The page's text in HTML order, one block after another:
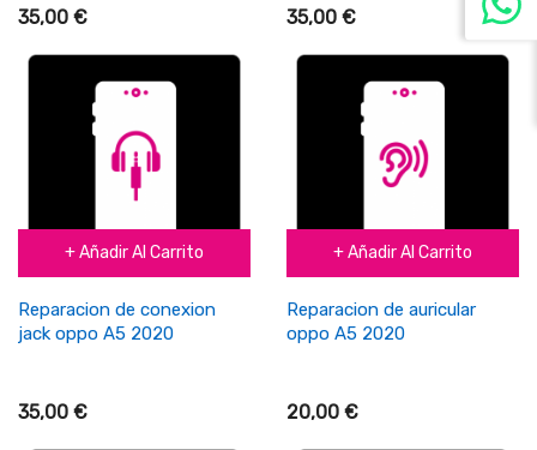
35,00 € 35,00 €
+ Añadir Al Carrito
Reparacion de conexion
jack oppo A5 2020
35,00 €
+ Añadir Al Carrito
Reparacion de auricular
oppo A5 2020
20,00 €